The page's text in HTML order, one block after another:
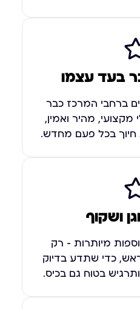
בעד עצמו
ברחבי המרכז כבר
מקצועי, מהיר ואמין,
בכל פעם מחדש.
ושקוף
מיותרות – רק
כדי שתדע בדיוק
בטוח גם בכיס.